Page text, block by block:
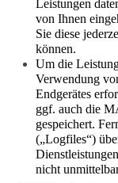
Leistungen
von Ihnen
Sie diese
können.
Um die
Verwendung
Endgerätes
ggf. auch die
gespeichert.
(„Logfiles“)
nicht